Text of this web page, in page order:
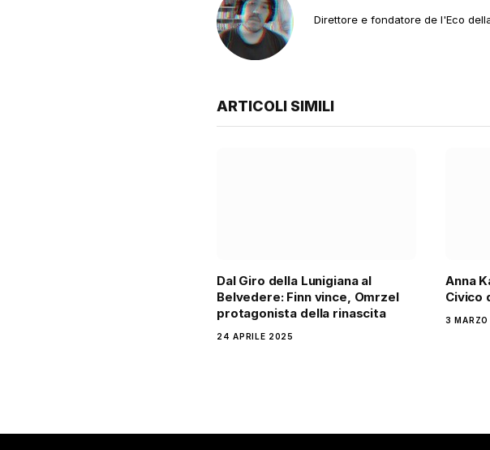
Direttore e fondatore de l'Eco
ARTICOLI SIMILI
Dal Giro della Lunigiana al
Belvedere: Finn vince, Omrzel
protagonista della rinascita
24 APRILE 2025
Anna
Civico
3